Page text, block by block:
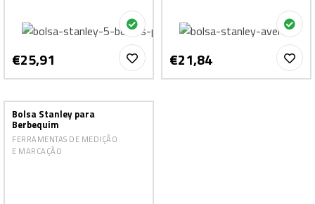
€25,91 €21,84
Bolsa Stanley para
Berbequim
FERRAMENTAS DE MEDIÇÃO
E MARCAÇÃO